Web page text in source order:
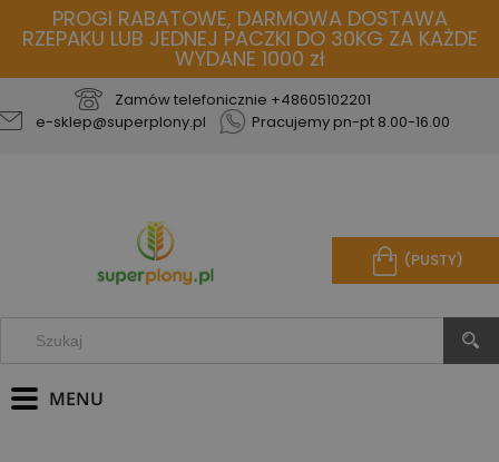
PROGI RABATOWE, DARMOWA DOSTAWA
RZEPAKU LUB JEDNEJ PACZKI DO 30KG ZA KAŻDE
WYDANE 1000 zł
Zamów telefonicznie +48605102201
e-sklep@superplony.pl
Pracujemy pn-pt 8.00-16.00
(PUSTY)